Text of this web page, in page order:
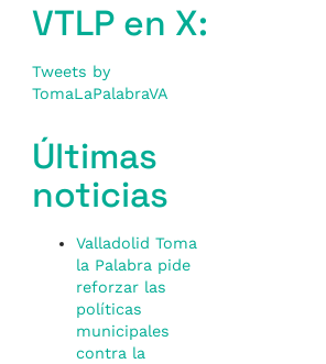
VTLP en X:
Tweets by
TomaLaPalabraVA
Últimas
noticias
Valladolid Toma
la Palabra pide
reforzar las
políticas
municipales
contra la